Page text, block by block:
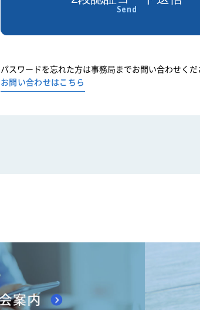
パスワードを忘れた方は事務局までお問い合わせくだ
お問い合わせはこちら